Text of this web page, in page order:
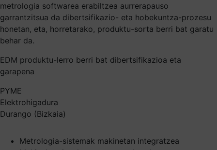
metrologia softwarea erabiltzea aurrerapauso
garrantzitsua da dibertsifikazio- eta hobekuntza-prozesu
honetan, eta, horretarako, produktu-sorta berri bat garatu
behar da.
EDM produktu-lerro berri bat dibertsifikazioa eta
garapena
PYME
Elektrohigadura
Durango (Bizkaia)
Metrologia-sistemak makinetan integratzea